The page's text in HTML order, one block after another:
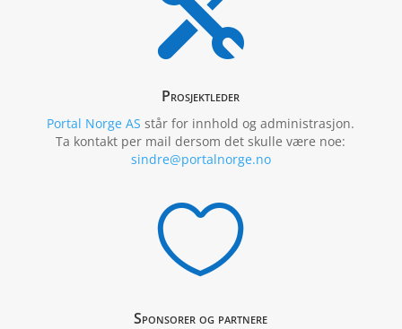
Prosjektleder
Portal Norge AS står for innhold og administrasjon.
Ta kontakt per mail dersom det skulle være noe:
sindre@portalnorge.no

Sponsorer og partnere